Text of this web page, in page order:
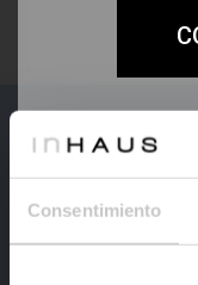
Consentimiento